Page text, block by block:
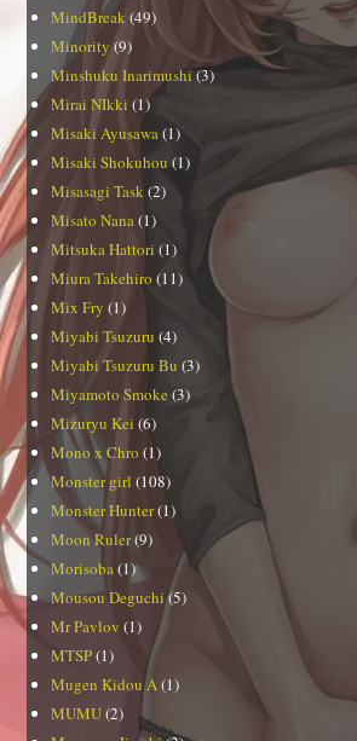
MindBreak (49)
Minority(9)
Minshuku Inarimushi (3)
Mirai NIkki (1)
Misaki Ayusawa (1)
Misaki Shokuhou (1)
Misasagi Task (2)
Misato Nana (1)
Mitsuka Hattori (1)
Miura Takehiro (11)
Mix Fry (1)
Miyabi Tsuzuru (4)
Miyabi Tsuzuru Bu (3)
Miyamoto Smoke (3)
Mizuryu Kei (6)
Mono x Chro (1)
Monster girl (108)
Monster Hunter(1)
Moon Ruler(9)
Morisoba (1)
Mousou Deguchi(5)
Mr Pavlov (1)
MTSP(1)
Mugen Kidou A (1)
MUMU(2)